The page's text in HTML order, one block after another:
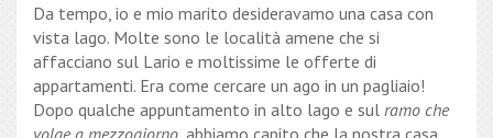
Da tempo, io e mio marito desideravamo una casa con
vista lago. Molte sono le località amene che si
affacciano sul Lario e moltissime le offerte di
appartamenti. Era come cercare un ago in un pagliaio!
Dopo qualche appuntamento in alto lago e sul ramo che
volge a mezzogiorno , abbiamo capito che la nostra casa